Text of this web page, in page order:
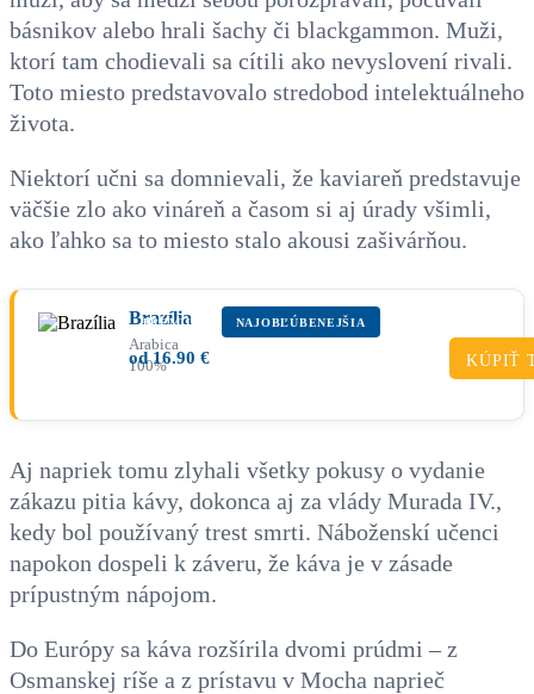
básnikov alebo hrali šachy či blackgammon. Muži,
ktorí tam chodievali sa cítili ako nevyslovení rivali.
Toto miesto predstavovalo stredobod intelektuálneho
života.
Niektorí učni sa domnievali, že kaviareň predstavuje
väčšie zlo ako vináreň a časom si aj úrady všimli,
ako ľahko sa to miesto stalo akousi zašivárňou.
Brazília
Arabica
100%
PRÉMIUM NAJOBĽÚBENEJŠIA
od16.90 € KÚPIŤ
Aj napriek tomu zlyhali všetky pokusy o vydanie
zákazu pitia kávy, dokonca aj za vlády Murada IV.,
kedy bol používaný trest smrti. Náboženskí učenci
napokon dospeli k záveru, že káva je v zásade
prípustným nápojom.
Do Európy sa káva rozšírila dvomi prúdmi – z
Osmanskej ríše a z prístavu v Mocha naprieč